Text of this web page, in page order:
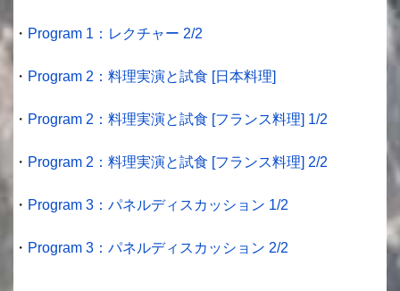
・ Program 1：レクチャー 2/2
・ Program 2：料理実演と試食 [日本料理]
・ Program 2：料理実演と試食 [フランス料理] 1/2
・ Program 2：料理実演と試食 [フランス料理] 2/2
・ Program 3：パネルディスカッション 1/2
・ Program 3：パネルディスカッション 2/2